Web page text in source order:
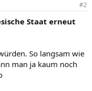
#2
Staat erneut
So langsam wie
man ja kaum noch